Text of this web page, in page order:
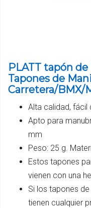
PLATT tapón
Tapones de
Carretera/BMX/
Alta calidad, fácil
Apto para
mm
Peso: 25 g.
Estos tapones
vienen con una
Si los tapones
tienen cualquier